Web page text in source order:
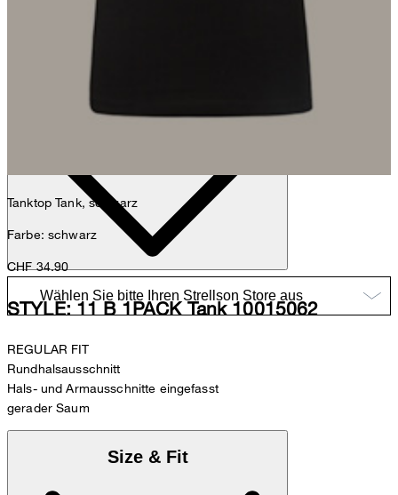
Tanktop Tank, schwarz
Farbe: schwarz
CHF 34.90
Fashion- & Lifestyle-Redaktion
STYLE: 11 B 1PACK Tank 10015062
REGULAR FIT
Rundhalsausschnitt
Hals- und Armausschnitte eingefasst
gerader Saum
Size & Fit